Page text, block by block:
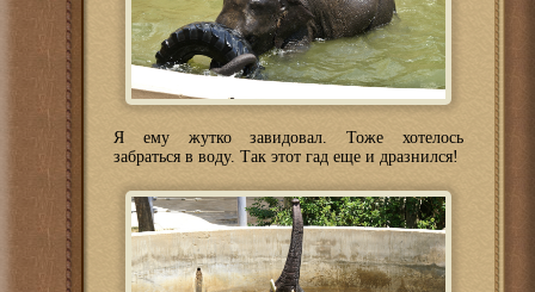
Я ему жутко завидовал. Тоже хотелось
забраться в воду. Так этот гад еще и дразнился!